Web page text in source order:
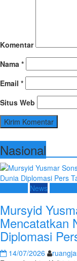
Komentar
Nama *
Email *
Situs Web
Nasional
News
Mursyid
Mencatatkan
Diplomasi
14/07/2026